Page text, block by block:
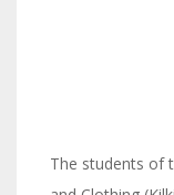
The students of